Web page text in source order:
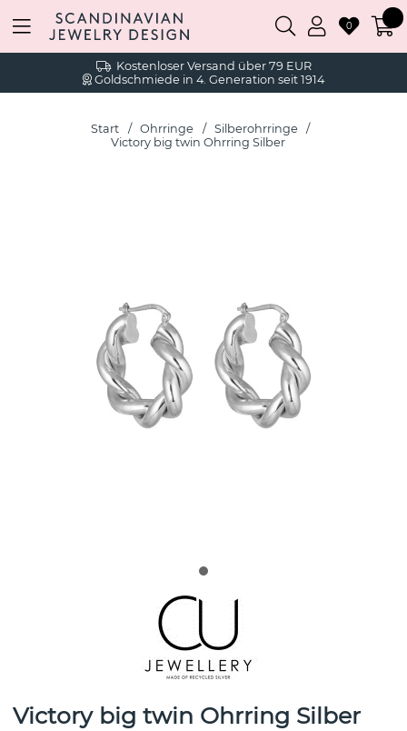
Kostenloser Versand über 79 EUR
Goldschmiede in 4. Generation seit 1914
0
Start Ohrringe
Silberohrringe
Victory big twin Ohrring Silber
Victory big twin Ohrring Silber